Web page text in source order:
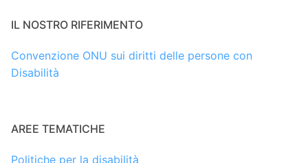
IL NOSTRO RIFERIMENTO
Convenzione ONU sui diritti delle persone con
Disabilità
AREE TEMATICHE
Politiche per la disabilità